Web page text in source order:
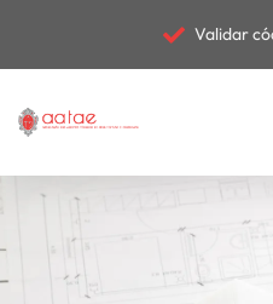
Validar